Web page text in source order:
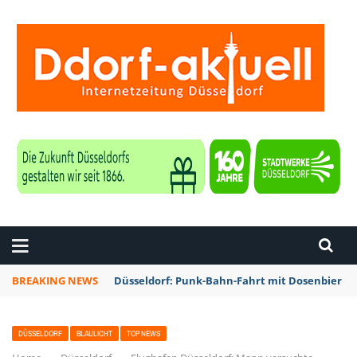
BREAKING NEWS Düsseldorf: Punk-Bahn-Fahrt mit Dosenbier
DÜSSELDORF BLAULICHT TOP NEWS